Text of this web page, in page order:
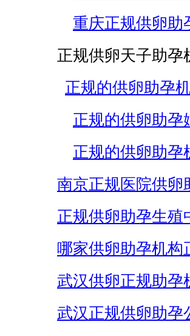
重庆正规供卵助
正规供卵天子助孕
正规的供卵助孕
正规的供卵助孕
正规的供卵助孕
南京正规医院供卵
正规供卵助孕生殖
哪家供卵助孕机构
武汉供卵正规助孕
武汉正规供卵助孕